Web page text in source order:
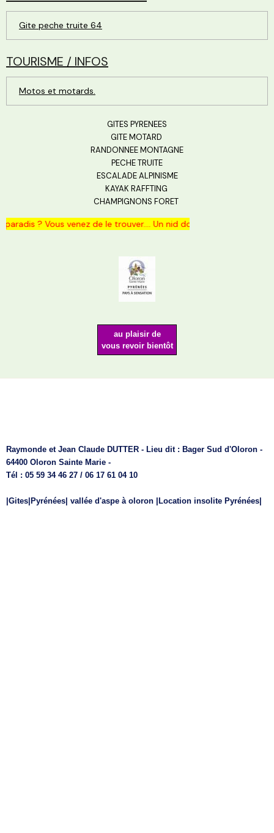
Gite peche truite 64
TOURISME / INFOS
Motos et motards.
GITES PYRENEES
GITE MOTARD
RANDONNEE MONTAGNE
PECHE TRUITE
ESCALADE ALPINISME
KAYAK RAFFTING
CHAMPIGNONS FORET
? Vous venez de le trouver.... Un nid douillet vous a été
Merci de votre visite
surveillez
au plaisir de
vous revoir bientôt
Raymonde et Jean Claude DUTTER - Lieu dit : Bager Sud d'Oloron -
64400 Oloron Sainte Marie -
Tél : 05 59 34 46 27 / 06 17 61 04 10
|Gites|Pyrénées| vallée d'aspe à oloron |Location insolite Pyrénées|